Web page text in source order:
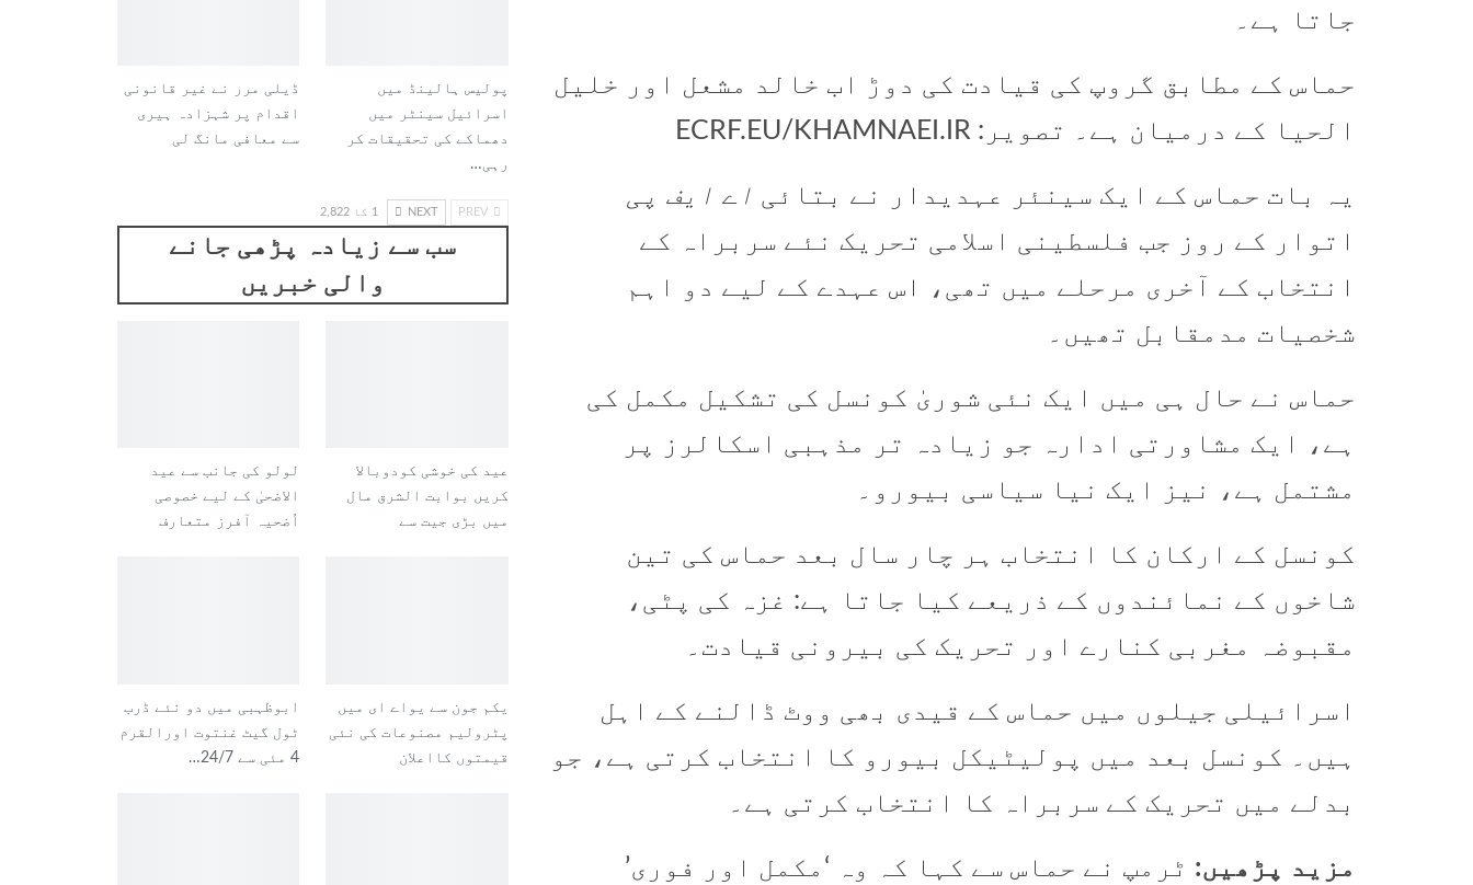
جاتا ہے۔
حماس کے مطابق گروپ کی قیادت کی دوڑ اب خالد مشعل اور خلیل
الحیا کے درمیان ہے۔ تصویر: ECRF.EU/KHAMNAEI.IR
یہ بات حماس کے ایک سینئر عہدیدار نے بتائی اے ایف پی
اتوار کے روز جب فلسطینی اسلامی تحریک نئے سربراہ کے
انتخاب کے آخری مرحلے میں تھی، اس عہدے کے لیے دو اہم
شخصیات مدمقابل تھیں۔
حماس نے حال ہی میں ایک نئی شوریٰ کونسل کی تشکیل مکمل کی
ہے، ایک مشاورتی ادارہ جو زیادہ تر مذہبی اسکالرز پر
مشتمل ہے، نیز ایک نیا سیاسی بیورو۔
کونسل کے ارکان کا انتخاب ہر چار سال بعد حماس کی تین
شاخوں کے نمائندوں کے ذریعے کیا جاتا ہے: غزہ کی پٹی،
مقبوضہ مغربی کنارے اور تحریک کی بیرونی قیادت۔
اسرائیلی جیلوں میں حماس کے قیدی بھی ووٹ ڈالنے کے اہل
ہیں۔ کونسل بعد میں پولیٹیکل بیورو کا انتخاب کرتی ہے، جو
بدلے میں تحریک کے سربراہ کا انتخاب کرتی ہے۔
مزید پڑھیں: ٹرمپ نے حماس سے کہا کہ وہ ‘مکمل اور فوری’
پولیس ہالینڈ میں
اسرائیل سینٹر میں
دھماکے کی تحقیقات کر
رہی…
ڈیلی مرر نے غیر قانونی
اقدام پر شہزادہ ہیری
سے معافی مانگ لی
PREV
NEXT 1 کا 2,822
سب سے زیادہ پڑھی جانے
والی خبریں
عید کی خوشی کودوبالا
کریں بوابت الشرق مال
میں بڑی جیت سے
لولو کی جانب سے عید
الاضحیٰ کے لیے خصوصی
اُضحیہ آفرز متعارف
یکم جون سے یواے ای میں
پٹرولیم مصنوعات کی نئی
قیمتوں کااعلان
ابوظہبی میں دو نئے ڈرب
ٹول گیٹ غنتوت اورالقرم
4 مئی سے 24/7…